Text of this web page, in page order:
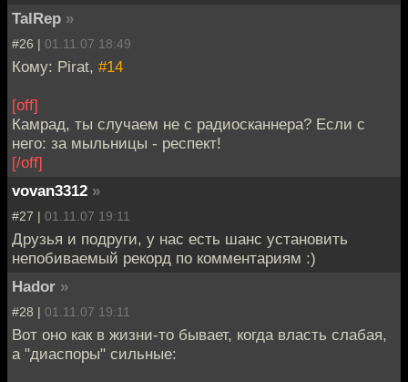
TalRep »
#26 | 01.11.07 18:49
Кому: Pirat, #14
[off]
Камрад, ты случаем не с радиосканнера? Если с
него: за мыльницы - респект!
[/off]
vovan3312 »
#27 | 01.11.07 19:11
Друзья и подруги, у нас есть шанс установить
непобиваемый рекорд по комментариям :)
Hador »
#28 | 01.11.07 19:11
Вот оно как в жизни-то бывает, когда власть слабая,
а "диаспоры" сильные: